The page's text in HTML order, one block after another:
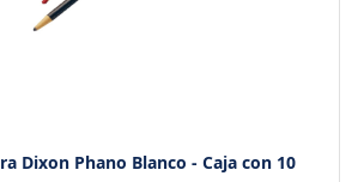
Dixon Phano Blanco - Caja con 10